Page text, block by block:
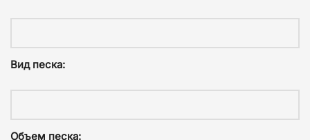
Вид песка:
Объем песка: